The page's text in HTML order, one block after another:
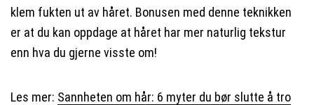
klem fukten ut av håret. Bonusen med denne teknikken
er at du kan oppdage at håret har mer naturlig tekstur
enn hva du gjerne visste om!
Les mer: Sannheten om hår: 6 myter du bør slutte å tro